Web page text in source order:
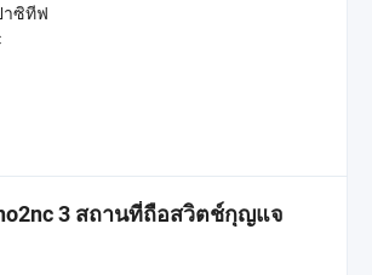
าซิทีฟ
3 สถานที่ถือสวิตช์กุญแจ